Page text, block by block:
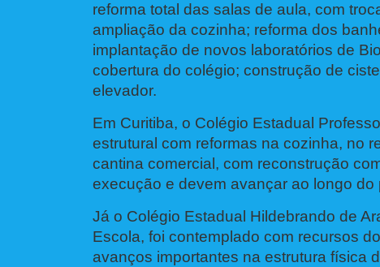
reforma total das salas de aula, com
ampliação da cozinha; reforma dos
implantação de novos laboratórios de
cobertura do colégio; construção de
elevador.
Em Curitiba, o Colégio Estadual
estrutural com reformas na cozinha, no
cantina comercial, com reconstrução
execução e devem avançar ao longo do
Já o Colégio Estadual Hildebrando de
Escola, foi contemplado com recursos
avanços importantes na estrutura física